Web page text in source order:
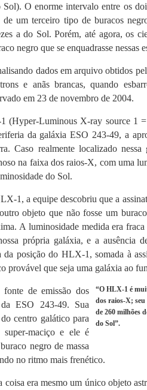
Sol). O enorme intervalo entre os
de um terceiro tipo de buracos
a do Sol. Porém, até agora, os
negro que se enquadrasse nessas
dados em arquivo obtidos
e anãs brancas, quando
em 23 de novembro de 2004.
(Hyper-Luminous X-ray source 1
da galáxia ESO 243-49, a
Caso realmente localizado nessa
na faixa dos raios-X, com uma
do Sol.
1, a equipe descobriu que a
objeto que não fosse um
A luminosidade medida era
própria galáxia, e a ausência
posição do HLX-1, somada à
provável que seja uma galáxia ao
“O HLX-1 é
dos raios-X;
de 260 milhões
do Sol”.
de emissão dos
ESO 243-49. Sua
centro galático para
maciço e ele é
negro de massa
no ritmo mais frenético.
coisa era mesmo um único objeto